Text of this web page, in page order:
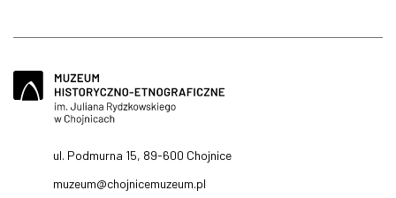
ul. Podmurna 15, 89-600 Chojnice
muzeum@chojnicemuzeum.pl